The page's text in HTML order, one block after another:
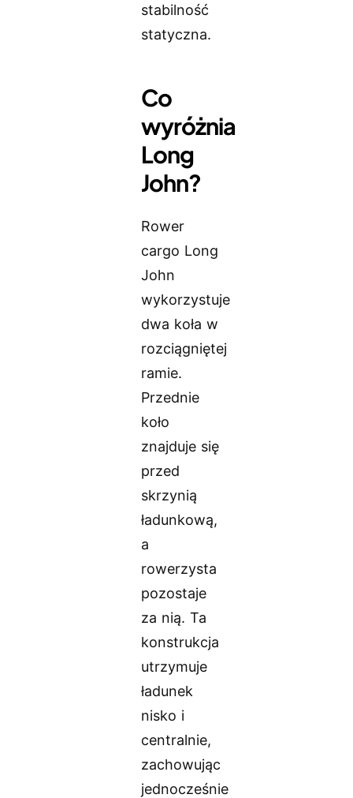
stabilność
statyczna.
Co
wyróżnia
Long
John?
Rower
cargo Long
John
wykorzystuje
dwa koła w
rozciągniętej
ramie.
Przednie
koło
znajduje się
przed
skrzynią
ładunkową,
a
rowerzysta
pozostaje
za nią. Ta
konstrukcja
utrzymuje
ładunek
nisko i
centralnie,
zachowując
jednocześnie